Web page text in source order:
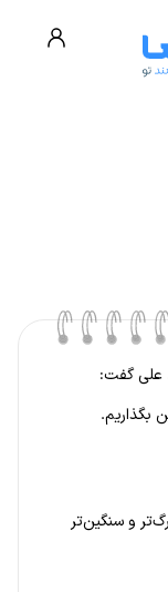
علی گفت:
بگذاریم.
و سنگین‌تر